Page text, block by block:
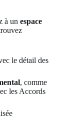
à un espace
le détail des
, comme
les Accords